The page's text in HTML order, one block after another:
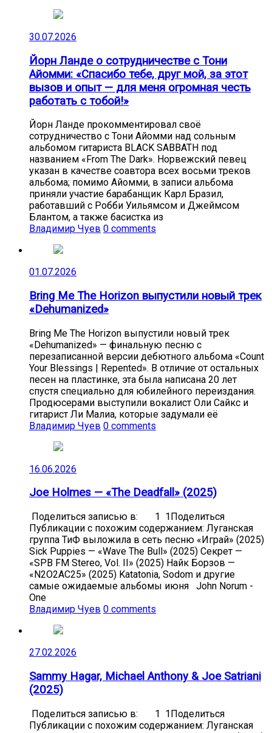
30.07.2026
Йорн Ланде о сотрудничестве с Тони
Айомми: «Спасибо тебе, друг мой, за этот
вызов и опыт — для меня огромная честь
работать с тобой!»
Йорн Ланде прокомментировал своё
сотрудничество с Тони Айомми над сольным
альбомом гитариста BLACK SABBATH под
названием «From The Dark». Норвежский певец
указан в качестве соавтора всех восьми треков
альбома; помимо Айомми, в записи альбома
приняли участие барабанщик Карл Бразил,
работавший с Робби Уильямсом и Джеймсом
Блантом, а также басистка из
Владимир Чуев 0 comments
01.07.2026
Bring Me The Horizon выпустили новый трек
«Dehumanized»
Bring Me The Horizon выпустили новый трек
«Dehumanized» — финальную песню с
перезаписанной версии дебютного альбома «Count
Your Blessings | Repented». В отличие от остальных
песен на пластинке, эта была написана 20 лет
спустя специально для юбилейного переиздания.
Продюсерами выступили вокалист Оли Сайкс и
гитарист Ли Малиа, которые задумали её
Владимир Чуев 0 comments
16.06.2026
Joe Holmes — «The Deadfall» (2025)
Поделиться записью в: 1 1Поделиться
Публикации с похожим содержанием: Луганская
группа ТиФ выложила в сеть песню «Играй» (2025)
Sick Puppies — «Wave The Bull» (2025) Секрет —
«SPB FM Stereo, Vol. II» (2025) Найк Борзов —
«N2O2AC25» (2025) Katatonia, Sodom и другие
самые ожидаемые альбомы июня John Norum -
One
Владимир Чуев 0 comments
27.02.2026
Sammy Hagar, Michael Anthony & Joe Satriani
(2025)
Поделиться записью в: 1 1Поделиться
Публикации с похожим содержанием: Луганская